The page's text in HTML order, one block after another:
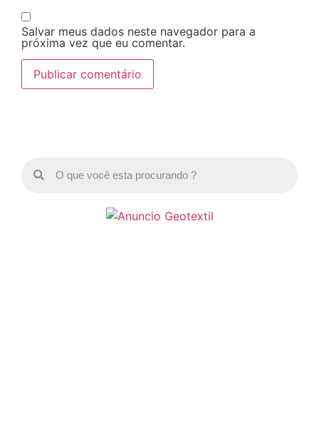
Salvar meus dados neste navegador para a
próxima vez que eu comentar.